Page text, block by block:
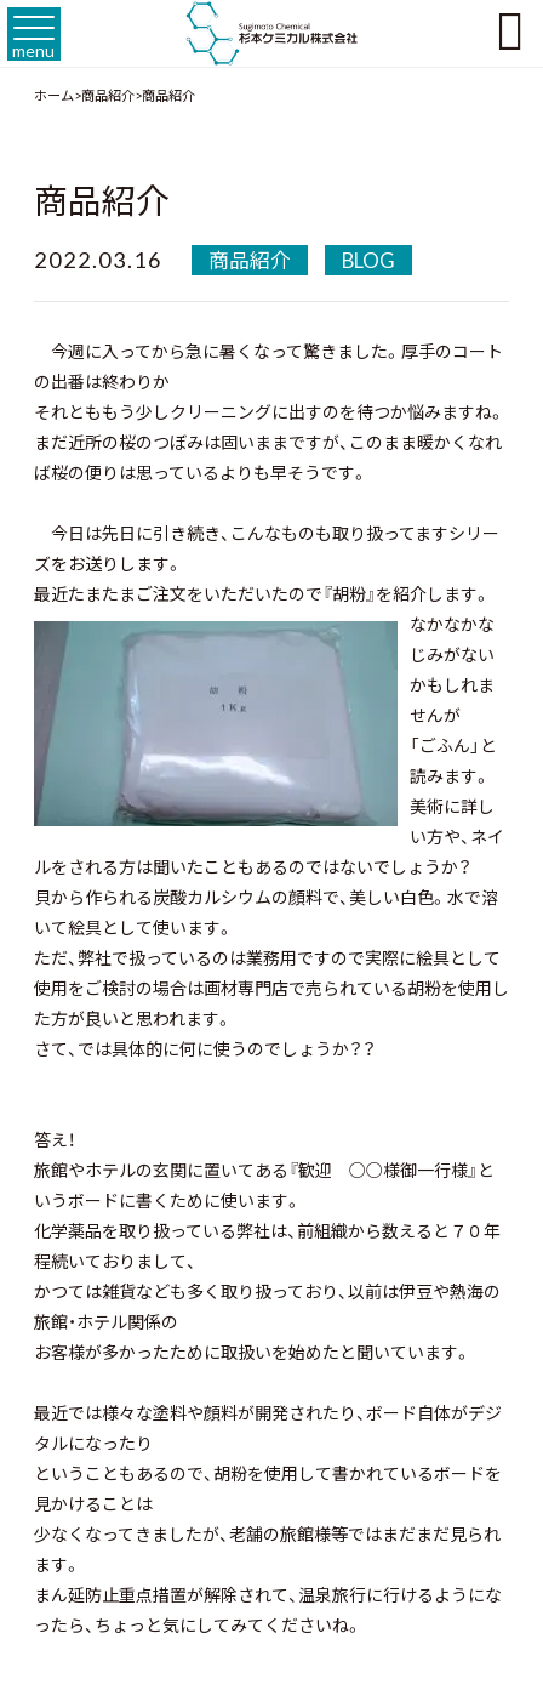
menu 
ホーム>商品紹介>商品紹介
商品紹介
2022.03.16 商品紹介 BLOG
今週に入ってから急に暑くなって驚きました。厚手のコート
の出番は終わりか
それとももう少しクリーニングに出すのを待つか悩みますね。
まだ近所の桜のつぼみは固いままですが、 このまま暖かくなれ
ば桜の便りは思っているよりも早そうです。
今日は先日に引き続き、 こんなものも取り扱ってますシリー
ズをお送りします。
最近たまたまご注文をいただいたので『胡粉』を紹介します。
なかなかな
じみがない
かもしれま
せんが
「ごふん」と
読みます。
美術に詳し
い方や、 ネイ
ルをされる方は聞いたこともあるのではないでしょうか？
貝から作られる炭酸カルシウムの顔料で、美しい白色。 水で溶
いて絵具として使います。
ただ、弊社で扱っているのは業務用ですので実際に絵具として
使用をご検討の場合は画材専門店で売られている胡粉を使用し
た方が良いと思われます。
さて、では具体的に何に使うのでしょうか？？
答え！
旅館やホテルの玄関に置いてある『歓迎 ○○様御一行様』と
いうボードに書くために使います。
化学薬品を取り扱っている弊社は、 前組織から数えると７０年
程続いておりまして、
かつては雑貨なども多く取り扱っており、以前は伊豆や熱海の
旅館・ホテル関係の
お客様が多かったために取扱いを始めたと聞いています。
最近では様々な塗料や顔料が開発されたり、 ボード自体がデジ
タルになったり
ということもあるので、胡粉を使用して書かれているボードを
見かけることは
少なくなってきましたが、老舗の旅館様等ではまだまだ見られ
ます。
まん延防止重点措置が解除されて、 温泉旅行に行けるようにな
ったら、 ちょっと気にしてみてくださいね。